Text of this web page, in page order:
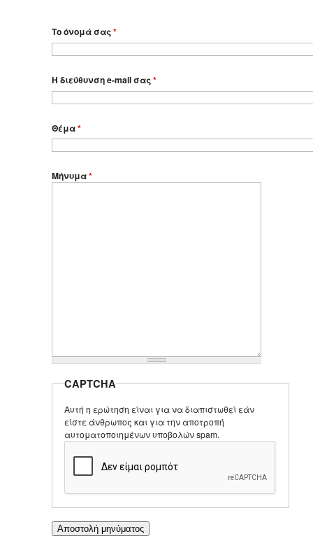
Το όνομά σας*
Η διεύθυνση e-mail σας*
Θέμα*
Μήνυμα*
CAPTCHA
Αυτή η ερώτηση είναι για να διαπιστωθεί εάν
είστε άνθρωπος και για την αποτροπή
αυτοματοποιημένων υποβολών spam.